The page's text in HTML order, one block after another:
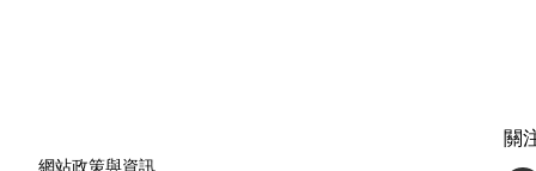
網站政策與資訊
關